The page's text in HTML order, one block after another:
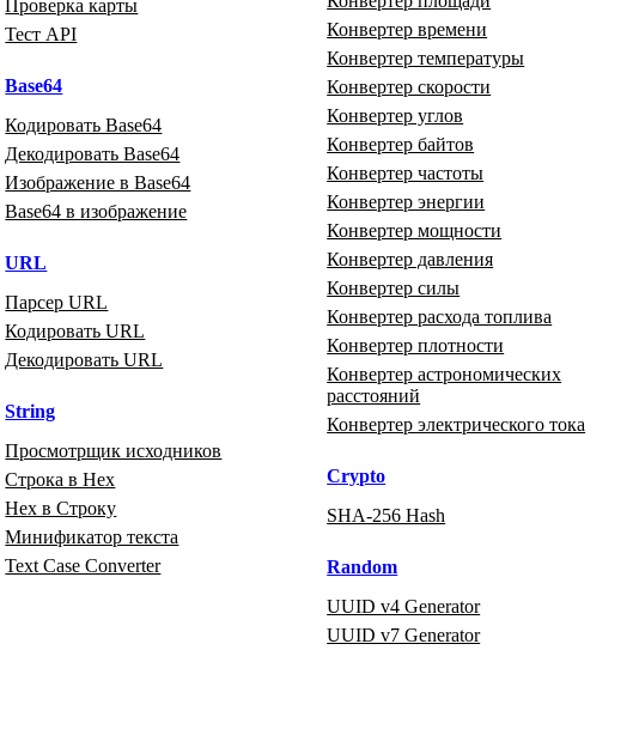
Проверка карты
Тест API
Base64
Кодировать Base64
Декодировать Base64
Изображение в Base64
Base64 в изображение
URL
Парсер URL
Кодировать URL
Декодировать URL
String
Просмотрщик исходников
Строка в Hex
Hex в Строку
Минификатор текста
Text Case Converter
Конвертер времени
Конвертер температуры
Конвертер скорости
Конвертер углов
Конвертер байтов
Конвертер частоты
Конвертер энергии
Конвертер мощности
Конвертер давления
Конвертер силы
Конвертер расхода топлива
Конвертер плотности
Конвертер астрономических
расстояний
Конвертер электрического тока
Crypto
SHA-256 Hash
Random
UUID v4 Generator
UUID v7 Generator